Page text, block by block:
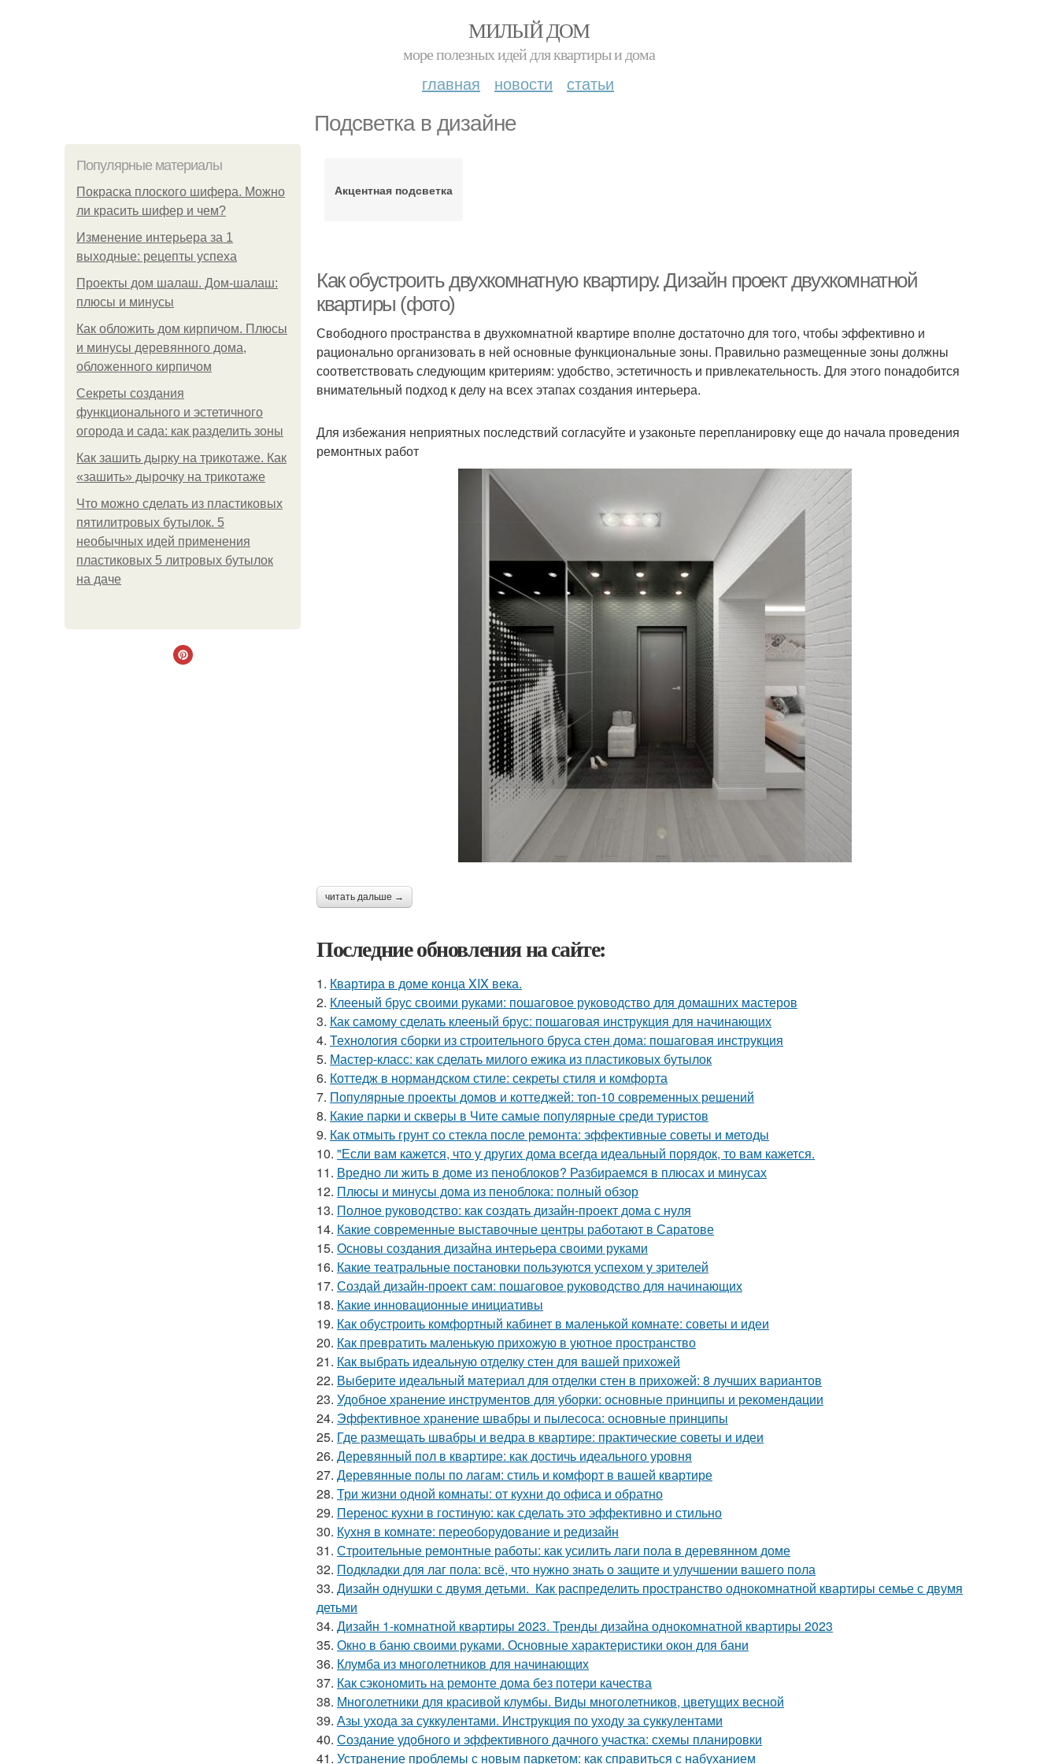
МИЛЫЙ ДОМ
море полезных идей для квартиры и дома
главная новости статьи
Подсветка в дизайне
Популярные материалы
Покраска плоского шифера. Можно
ли красить шифер и чем?
Изменение интерьера за 1
выходные: рецепты успеха
Проекты дом шалаш. Дом-шалаш:
плюсы и минусы
Как обложить дом кирпичом. Плюсы
и минусы деревянного дома,
обложенного кирпичом
Секреты создания
функционального и эстетичного
огорода и сада: как разделить зоны
Как зашить дырку на трикотаже. Как
«зашить» дырочку на трикотаже
Что можно сделать из пластиковых
пятилитровых бутылок. 5
необычных идей применения
пластиковых 5 литровых бутылок
на даче
Акцентная подсветка
Как обустроить двухкомнатную квартиру. Дизайн проект двухкомнатной
квартиры (фото)
Свободного пространства в двухкомнатной квартире вполне достаточно для того, чтобы эффективно и
рационально организовать в ней основные функциональные зоны. Правильно размещенные зоны должны
соответствовать следующим критериям: удобство, эстетичность и привлекательность. Для этого понадобится
внимательный подход к делу на всех этапах создания интерьера.
Для избежания неприятных последствий согласуйте и узаконьте перепланировку еще до начала проведения
ремонтных работ
читать дальше →
Последние обновления на сайте:
1. Квартира в доме конца XIX века.
2. Клееный брус своими руками: пошаговое руководство для домашних мастеров
3. Как самому сделать клееный брус: пошаговая инструкция для начинающих
4. Технология сборки из строительного бруса стен дома: пошаговая инструкция
5. Мастер-класс: как сделать милого ежика из пластиковых бутылок
6. Коттедж в нормандском стиле: секреты стиля и комфорта
7. Популярные проекты домов и коттеджей: топ-10 современных решений
8. Какие парки и скверы в Чите самые популярные среди туристов
9. Как отмыть грунт со стекла после ремонта: эффективные советы и методы
10. "Если вам кажется, что у других дома всегда идеальный порядок, то вам кажется.
11. Вредно ли жить в доме из пеноблоков? Разбираемся в плюсах и минусах
12. Плюсы и минусы дома из пеноблока: полный обзор
13. Полное руководство: как создать дизайн-проект дома с нуля
14. Какие современные выставочные центры работают в Саратове
15. Основы создания дизайна интерьера своими руками
16. Какие театральные постановки пользуются успехом у зрителей
17. Создай дизайн-проект сам: пошаговое руководство для начинающих
18. Какие инновационные инициативы
19. Как обустроить комфортный кабинет в маленькой комнате: советы и идеи
20. Как превратить маленькую прихожую в уютное пространство
21. Как выбрать идеальную отделку стен для вашей прихожей
22. Выберите идеальный материал для отделки стен в прихожей: 8 лучших вариантов
23. Удобное хранение инструментов для уборки: основные принципы и рекомендации
24. Эффективное хранение швабры и пылесоса: основные принципы
25. Где размещать швабры и ведра в квартире: практические советы и идеи
26. Деревянный пол в квартире: как достичь идеального уровня
27. Деревянные полы по лагам: стиль и комфорт в вашей квартире
28. Три жизни одной комнаты: от кухни до офиса и обратно
29. Перенос кухни в гостиную: как сделать это эффективно и стильно
30. Кухня в комнате: переоборудование и редизайн
31. Строительные ремонтные работы: как усилить лаги пола в деревянном доме
32. Подкладки для лаг пола: всё, что нужно знать о защите и улучшении вашего пола
33. Дизайн однушки с двумя детьми. Как распределить пространство однокомнатной квартиры семье с двумя
детьми
34. Дизайн 1-комнатной квартиры 2023. Тренды дизайна однокомнатной квартиры 2023
35. Окно в баню своими руками. Основные характеристики окон для бани
36. Клумба из многолетников для начинающих
37. Как сэкономить на ремонте дома без потери качества
38. Многолетники для красивой клумбы. Виды многолетников, цветущих весной
39. Азы ухода за суккулентами. Инструкция по уходу за суккулентами
40. Создание удобного и эффективного дачного участка: схемы планировки
41. Устранение проблемы с новым паркетом: как справиться с набуханием